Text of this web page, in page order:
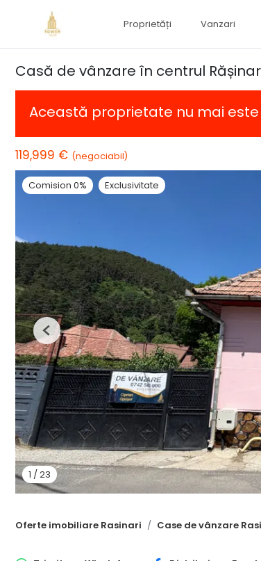
Proprietăți Vanzari
Casă de vânzare în centrul
Această proprietate nu mai
119,999 € (negociabil)
Comision 0% Exclusivitate
1 / 23
Previous
Oferte imobiliare Rasinari Case de vânzare